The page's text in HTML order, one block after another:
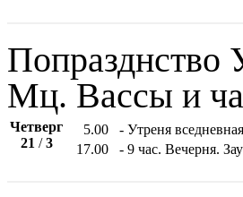
Попразднство
Мц. Вассы и
Четверг
21/3
5.00
- Утреня
17.00
- 9 час. Вечерня.